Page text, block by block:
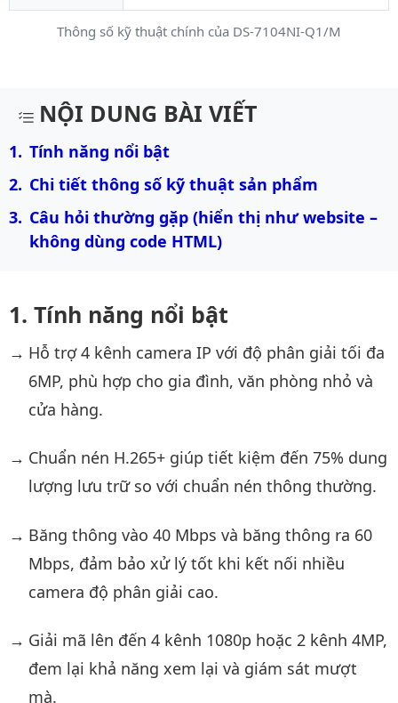
Thông số kỹ thuật chính của DS-7104NI-Q1/M
Mô tả chi tiết sản phẩm
NỘI DUNG BÀI VIẾT
Tính năng nổi bật
Chi tiết thông số kỹ thuật sản phẩm
Câu hỏi thường gặp (hiển thị như website –
không dùng code HTML)
Tính năng nổi bật
Hỗ trợ 4 kênh camera IP với độ phân giải tối đa
6MP, phù hợp cho gia đình, văn phòng nhỏ và
cửa hàng.
Chuẩn nén H.265+ giúp tiết kiệm đến 75% dung
lượng lưu trữ so với chuẩn nén thông thường.
Băng thông vào 40 Mbps và băng thông ra 60
Mbps, đảm bảo xử lý tốt khi kết nối nhiều
camera độ phân giải cao.
Giải mã lên đến 4 kênh 1080p hoặc 2 kênh 4MP,
đem lại khả năng xem lại và giám sát mượt
mà.